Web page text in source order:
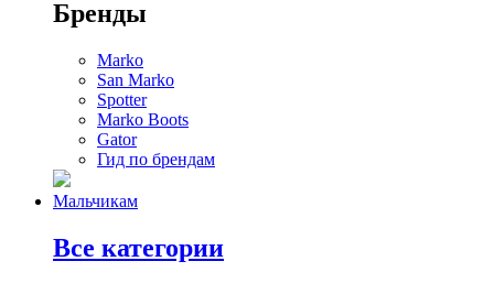
Бренды
Marko
San Marko
Spotter
Marko Boots
Gator
Гид по брендам
Мальчикам
Все категории